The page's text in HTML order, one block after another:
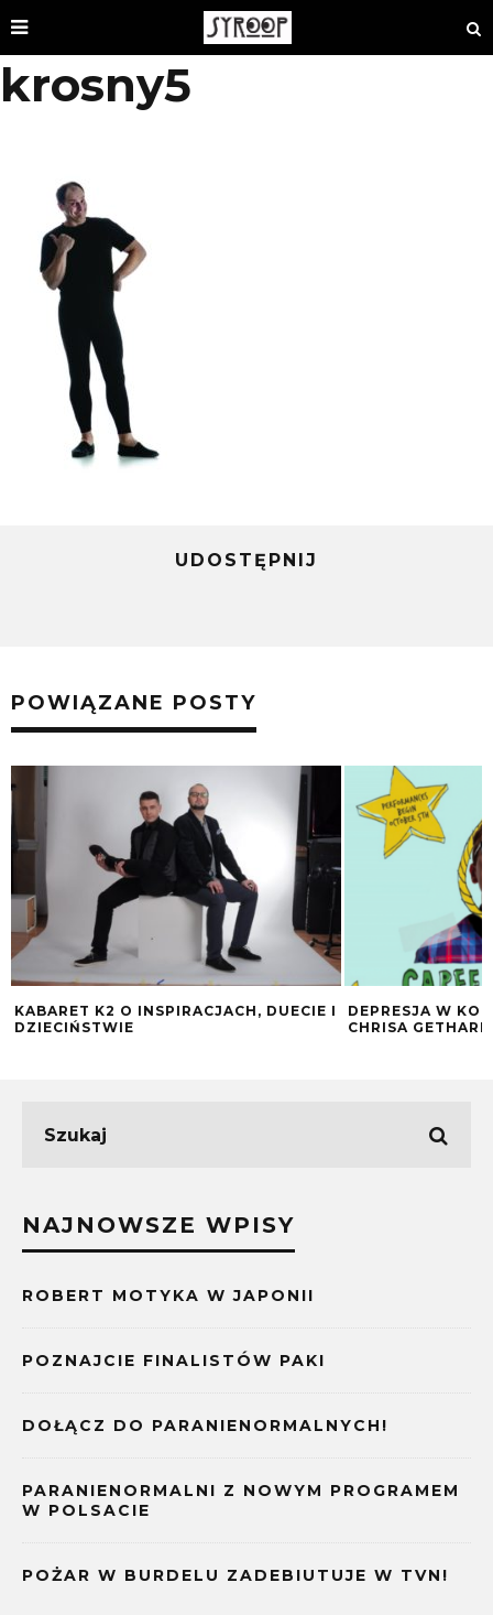
krosny5
UDOSTĘPNIJ
POWIĄZANE POSTY
KABARET K2 O INSPIRACJACH, DUECIE I
DZIECIŃSTWIE
DEPRESJA W
CHRISA
NAJNOWSZE WPISY
ROBERT MOTYKA W JAPONII
POZNAJCIE FINALISTÓW PAKI
DOŁĄCZ DO PARANIENORMALNYCH!
PARANIENORMALNI Z NOWYM PROGRAMEM
W POLSACIE
POŻAR W BURDELU ZADEBIUTUJE W TVN!